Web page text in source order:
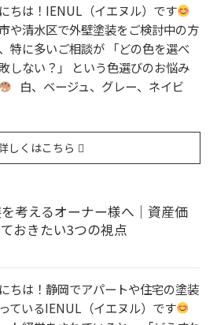
ちは！IENUL（イエヌル）です
や清水区で外壁塗装をご検討中の方
特に多いご相談が 「どの色を選べ
しない？」 という色選びのお悩み
白、ベージュ、グレー、ネイビ
しくはこちら
考えるオーナー様へ｜資産価
おきたい3つの視点
ちは！静岡でアパートや住宅の塗装
ているIENUL（イエヌル）です